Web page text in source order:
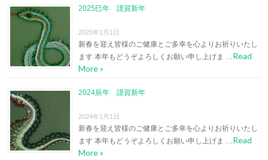
2025巳年 謹賀新年
2025年1月1日
新春を迎え皆様のご健康とご多幸を心よりお祈りいたし
ます 本年もどうぞよろしくお願い申し上げま …Read
More »
2024辰年 謹賀新年
2024年1月1日
新春を迎え皆様のご健康とご多幸を心よりお祈りいたし
ます 本年もどうぞよろしくお願い申し上げま …Read
More »